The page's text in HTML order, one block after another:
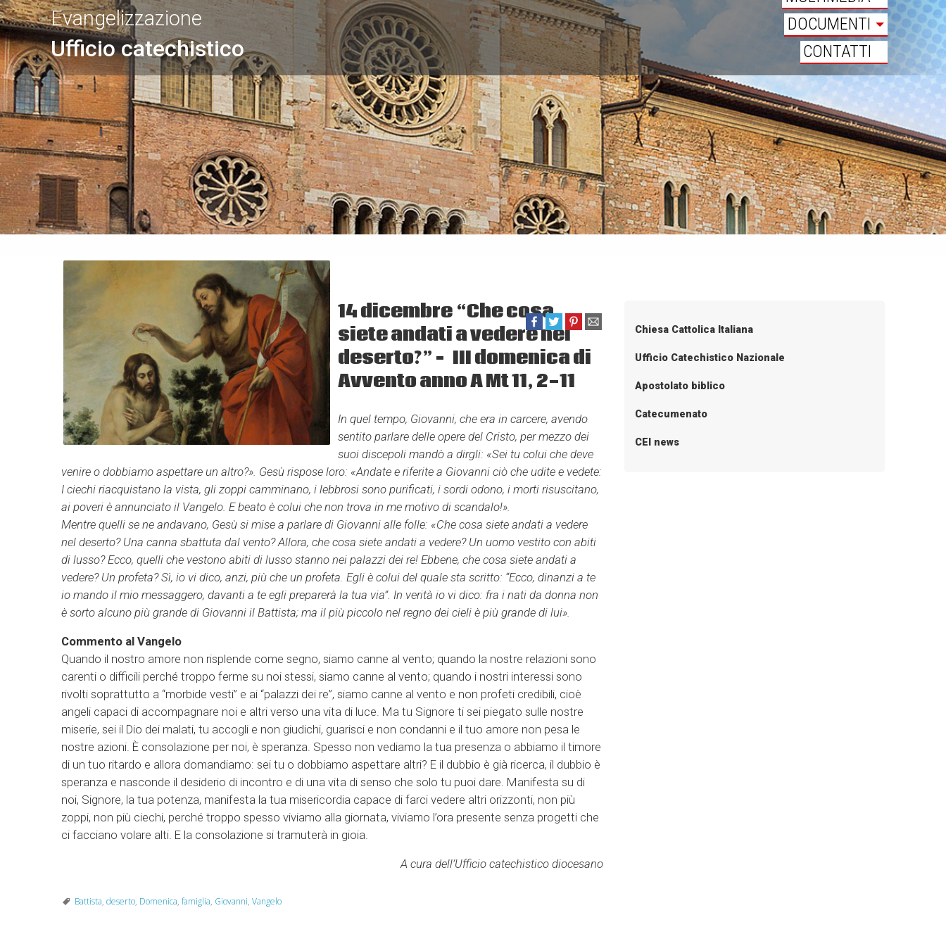
Ufficio catechistico
Evangelizzazione
DOCUMENTI
CONTATTI
14 dicembre “Che cosa
siete andati a vedere nel
deserto?” – III domenica di
Avvento anno A Mt 11, 2-11
In quel tempo, Giovanni, che era in carcere, avendo
sentito parlare delle opere del Cristo, per mezzo dei
suoi discepoli mandò a dirgli: «Sei tu colui che deve
venire o dobbiamo aspettare un altro?». Gesù rispose loro: «Andate e riferite a Giovanni ciò che udite e vedete:
I ciechi riacquistano la vista, gli zoppi camminano, i lebbrosi sono purificati, i sordi odono, i morti risuscitano,
ai poveri è annunciato il Vangelo. E beato è colui che non trova in me motivo di scandalo!».
Mentre quelli se ne andavano, Gesù si mise a parlare di Giovanni alle folle: «Che cosa siete andati a vedere
nel deserto? Una canna sbattuta dal vento? Allora, che cosa siete andati a vedere? Un uomo vestito con abiti
di lusso? Ecco, quelli che vestono abiti di lusso stanno nei palazzi dei re! Ebbene, che cosa siete andati a
vedere? Un profeta? Sì, io vi dico, anzi, più che un profeta. Egli è colui del quale sta scritto: “Ecco, dinanzi a te
io mando il mio messaggero, davanti a te egli preparerà la tua via”. In verità io vi dico: fra i nati da donna non
è sorto alcuno più grande di Giovanni il Battista; ma il più piccolo nel regno dei cieli è più grande di lui».
Commento al Vangelo
Quando il nostro amore non risplende come segno, siamo canne al vento; quando la nostre relazioni sono
carenti o difficili perché troppo ferme su noi stessi, siamo canne al vento; quando i nostri interessi sono
rivolti soprattutto a “morbide vesti” e ai “palazzi dei re”, siamo canne al vento e non profeti credibili, cioè
angeli capaci di accompagnare noi e altri verso una vita di luce. Ma tu Signore ti sei piegato sulle nostre
miserie, sei il Dio dei malati, tu accogli e non giudichi, guarisci e non condanni e il tuo amore non pesa le
nostre azioni. È consolazione per noi, è speranza. Spesso non vediamo la tua presenza o abbiamo il timore
di un tuo ritardo e allora domandiamo: sei tu o dobbiamo aspettare altri? E il dubbio è già ricerca, il dubbio è
speranza e nasconde il desiderio di incontro e di una vita di senso che solo tu puoi dare. Manifesta su di
noi, Signore, la tua potenza, manifesta la tua misericordia capace di farci vedere altri orizzonti, non più
zoppi, non più ciechi, perché troppo spesso viviamo alla giornata, viviamo l’ora presente senza progetti che
ci facciano volare alti. E la consolazione si tramuterà in gioia.
A cura dell’Ufficio catechistico diocesano
Battista, deserto, Domenica, famiglia, Giovanni, Vangelo
Chiesa Cattolica Italiana
Ufficio Catechistico Nazionale
Apostolato biblico
Catecumenato
CEI news